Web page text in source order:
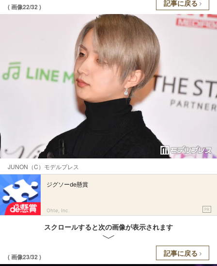
( 画像22/32 ) 記事に戻る
JUNON（C）モデルプレス
ジグソーde懸賞
Ohte, Inc. PR
スクロールすると次の画像が表示されます
( 画像23/32 ) 記事に戻る